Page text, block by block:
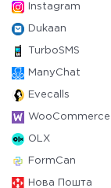
Instagram
Dukaan
TurboSMS
ManyChat
Evecalls
WooCommerce
OLX
FormCan
Нова Пошта